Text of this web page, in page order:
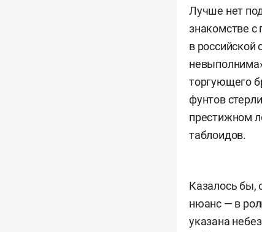
Лучше нет
знакомстве с
в российской
торгующего
фунтов
престижном
таблоидов.
Казалось бы,
нюанс — в
указана